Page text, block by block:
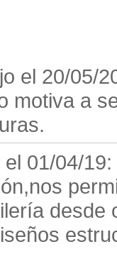
el 20/05/
motiva a
01/04/19: